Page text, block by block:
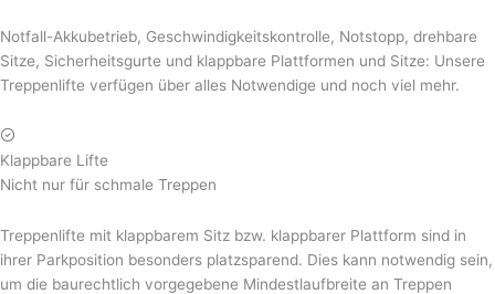
Notfall-Akkubetrieb, Geschwindigkeitskontrolle, Notstopp, drehbare
Sitze, Sicherheitsgurte und klappbare Plattformen und Sitze: Unsere
Treppenlifte verfügen über alles Notwendige und noch viel mehr.
Klappbare Lifte
Nicht nur für schmale Treppen
Treppenlifte mit klappbarem Sitz bzw. klappbarer Plattform sind in
ihrer Parkposition besonders platzsparend. Dies kann notwendig sein,
um die baurechtlich vorgegebene Mindestlaufbreite an Treppen